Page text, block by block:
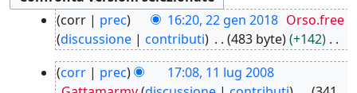
corr prec 16:20, 22 gen 2018 Orso.free
discussione
contributi 483 byte
+142
N
ecorr prec
17:08, 11 lug 2008